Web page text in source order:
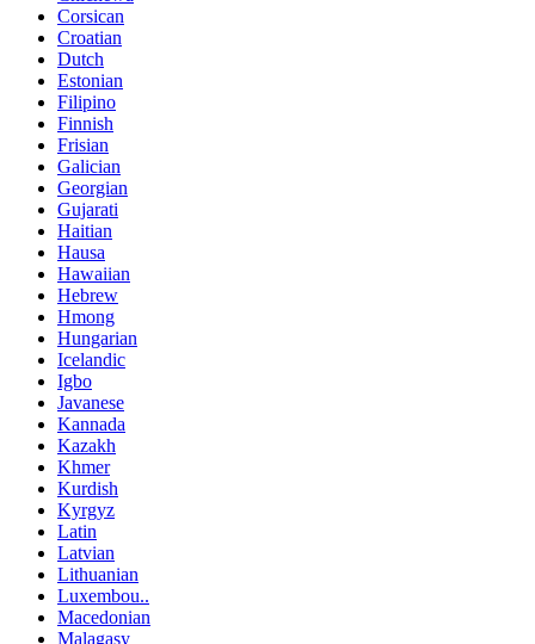
Corsican
Croatian
Dutch
Estonian
Filipino
Finnish
Frisian
Galician
Georgian
Gujarati
Haitian
Hausa
Hawaiian
Hebrew
Hmong
Hungarian
Icelandic
Igbo
Javanese
Kannada
Kazakh
Khmer
Kurdish
Kyrgyz
Latin
Latvian
Lithuanian
Luxembou..
Macedonian
Malagasy